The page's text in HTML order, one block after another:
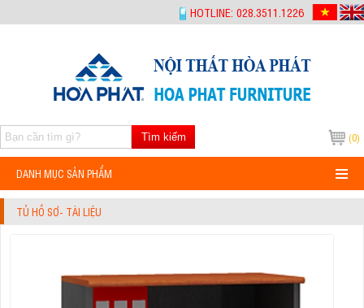
HOTLINE: 028.3511.1226
(0)
Tìm kiếm
DANH MỤC SẢN PHẨM
TỦ HỒ SƠ- TÀI LIỆU